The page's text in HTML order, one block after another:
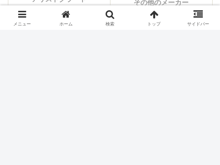
その他のメーカー
メニュー ホーム 検索 トップ サイドバー